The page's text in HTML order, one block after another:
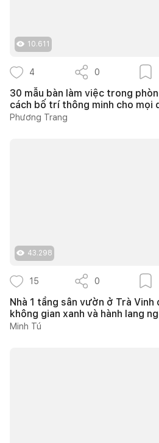
10.611
4 0
30 mẫu bàn làm việc trong
cách bố trí thông minh cho mọi
Phương Trang
43.298
15 0
Nhà 1 tầng sân vườn ở Trà Vinh
không gian xanh và hành lang
Minh Tú